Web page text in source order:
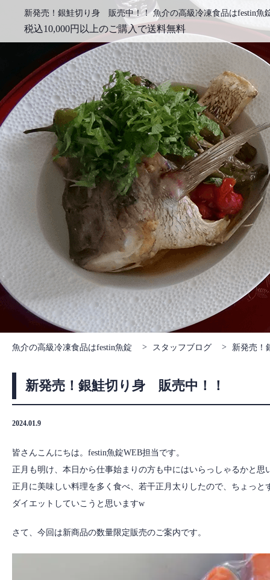
新発売！銀鮭切り身 販売中！！ 魚介の高級冷凍食品はfestin魚
税込10,000円以上のご購入で送料無料
魚介の高級冷凍食品はfestin魚錠 スタッフブログ 新発売
新発売！銀鮭切り身 販売中！！
2024.01.9
皆さんこんにちは。festin魚錠WEB担当です。
正月も明け、本日から仕事始まりの方も中にはいらっしゃるかと思
正月に美味しい料理を多く食べ、若干正月太りしたので、ちょっと
ダイエットしていこうと思いますw
さて、今回は新商品の数量限定販売のご案内です。